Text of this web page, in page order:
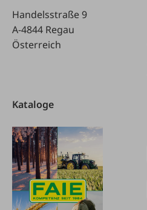
Handelsstraße 9
A-4844 Regau
Österreich
Kataloge